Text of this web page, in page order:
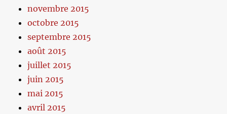
novembre 2015
octobre 2015
septembre 2015
août 2015
juillet 2015
juin 2015
mai 2015
avril 2015